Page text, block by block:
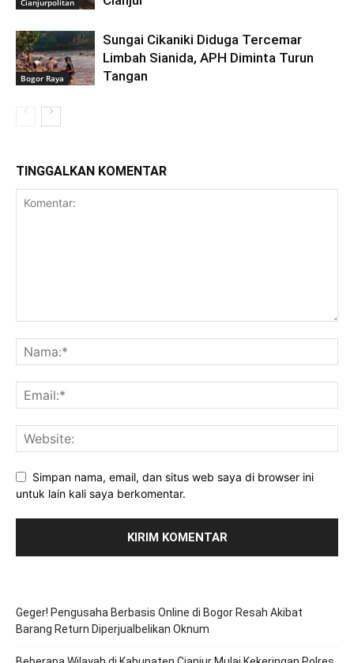
Bogor Raya
Sungai Cikaniki Diduga Tercemar
Limbah Sianida, APH Diminta Turun
Tangan
TINGGALKAN KOMENTAR
Simpan nama, email, dan situs web saya di browser ini
untuk lain kali saya berkomentar.
Geger! Pengusaha Berbasis Online di Bogor Resah Akibat
Barang Return Diperjualbelikan Oknum